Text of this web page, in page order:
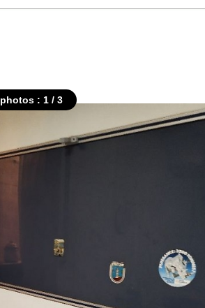
photos : 1 / 3